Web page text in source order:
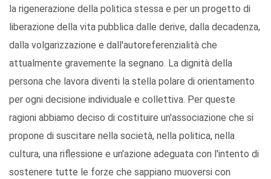
la rigenerazione della politica stessa e per un progetto di
liberazione della vita pubblica dalle derive, dalla decadenza,
dalla volgarizzazione e dall'autoreferenzialità che
attualmente gravemente la segnano. La dignità della
persona che lavora diventi la stella polare di orientamento
per ogni decisione individuale e collettiva. Per queste
ragioni abbiamo deciso di costituire un'associazione che si
propone di suscitare nella società, nella politica, nella
cultura, una riflessione e un'azione adeguata con l'intento di
sostenere tutte le forze che sappiano muoversi con